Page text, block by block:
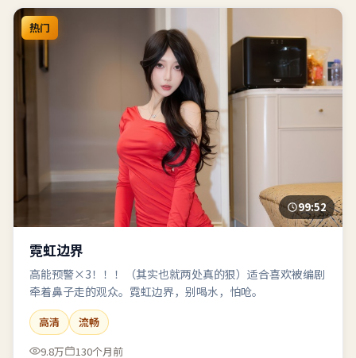
热门
99:52
霓虹边界
高能预警×3！！！（其实也就两处真的狠）适合喜欢被编剧
牵着鼻子走的观众。霓虹边界，别喝水，怕呛。
高清
流畅
9.8万
130个月前